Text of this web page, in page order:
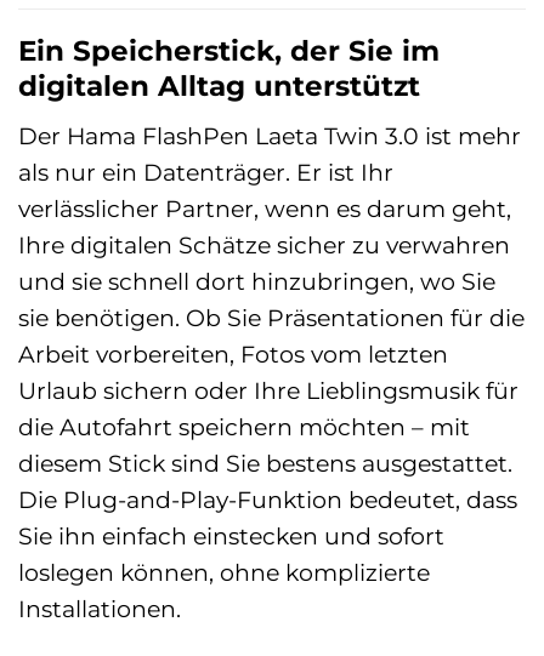
Ein Speicherstick, der Sie im
digitalen Alltag unterstützt
Der Hama FlashPen Laeta Twin 3.0 ist mehr
als nur ein Datenträger. Er ist Ihr
verlässlicher Partner, wenn es darum geht,
Ihre digitalen Schätze sicher zu verwahren
und sie schnell dort hinzubringen, wo Sie
sie benötigen. Ob Sie Präsentationen für die
Arbeit vorbereiten, Fotos vom letzten
Urlaub sichern oder Ihre Lieblingsmusik für
die Autofahrt speichern möchten – mit
diesem Stick sind Sie bestens ausgestattet.
Die Plug-and-Play-Funktion bedeutet, dass
Sie ihn einfach einstecken und sofort
loslegen können, ohne komplizierte
Installationen.